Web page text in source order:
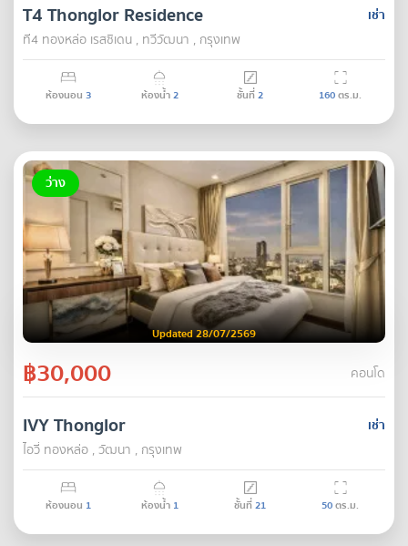
เช่า
T4 Thonglor Residence
ที4 ทองหล่อ เรสซิเดน , ทวีวัฒนา , กรุงเทพ
ห้องนอน 3 ห้องน้ำ2 ชั้นที่2 160ตร.ม.
ว่าง
Updated 28/07/2569
฿30,000 คอนโด
เช่า
IVY Thonglor
ไอวี่ ทองหล่อ , วัฒนา , กรุงเทพ
ห้องนอน 1 ห้องน้ำ 1 ชั้นที่21 50ตร.ม.